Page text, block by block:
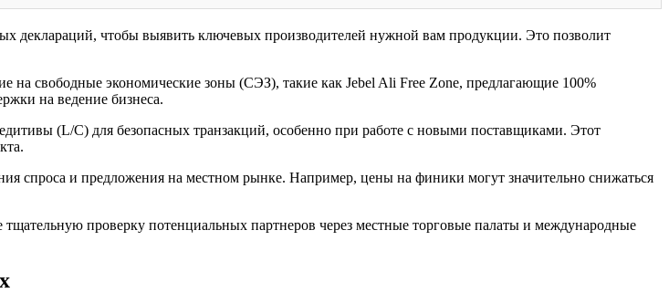
деклараций, чтобы выявить ключевых производителей нужной вам продукции. Это позволит
на свободные экономические зоны (СЭЗ), такие как Jebel Ali Free Zone, предлагающие 100%
на ведение бизнеса.
(L/C) для безопасных транзакций, особенно при работе с новыми поставщиками. Этот
спроса и предложения на местном рынке. Например, цены на финики могут значительно снижаться
тщательную проверку потенциальных партнеров через местные торговые палаты и международные